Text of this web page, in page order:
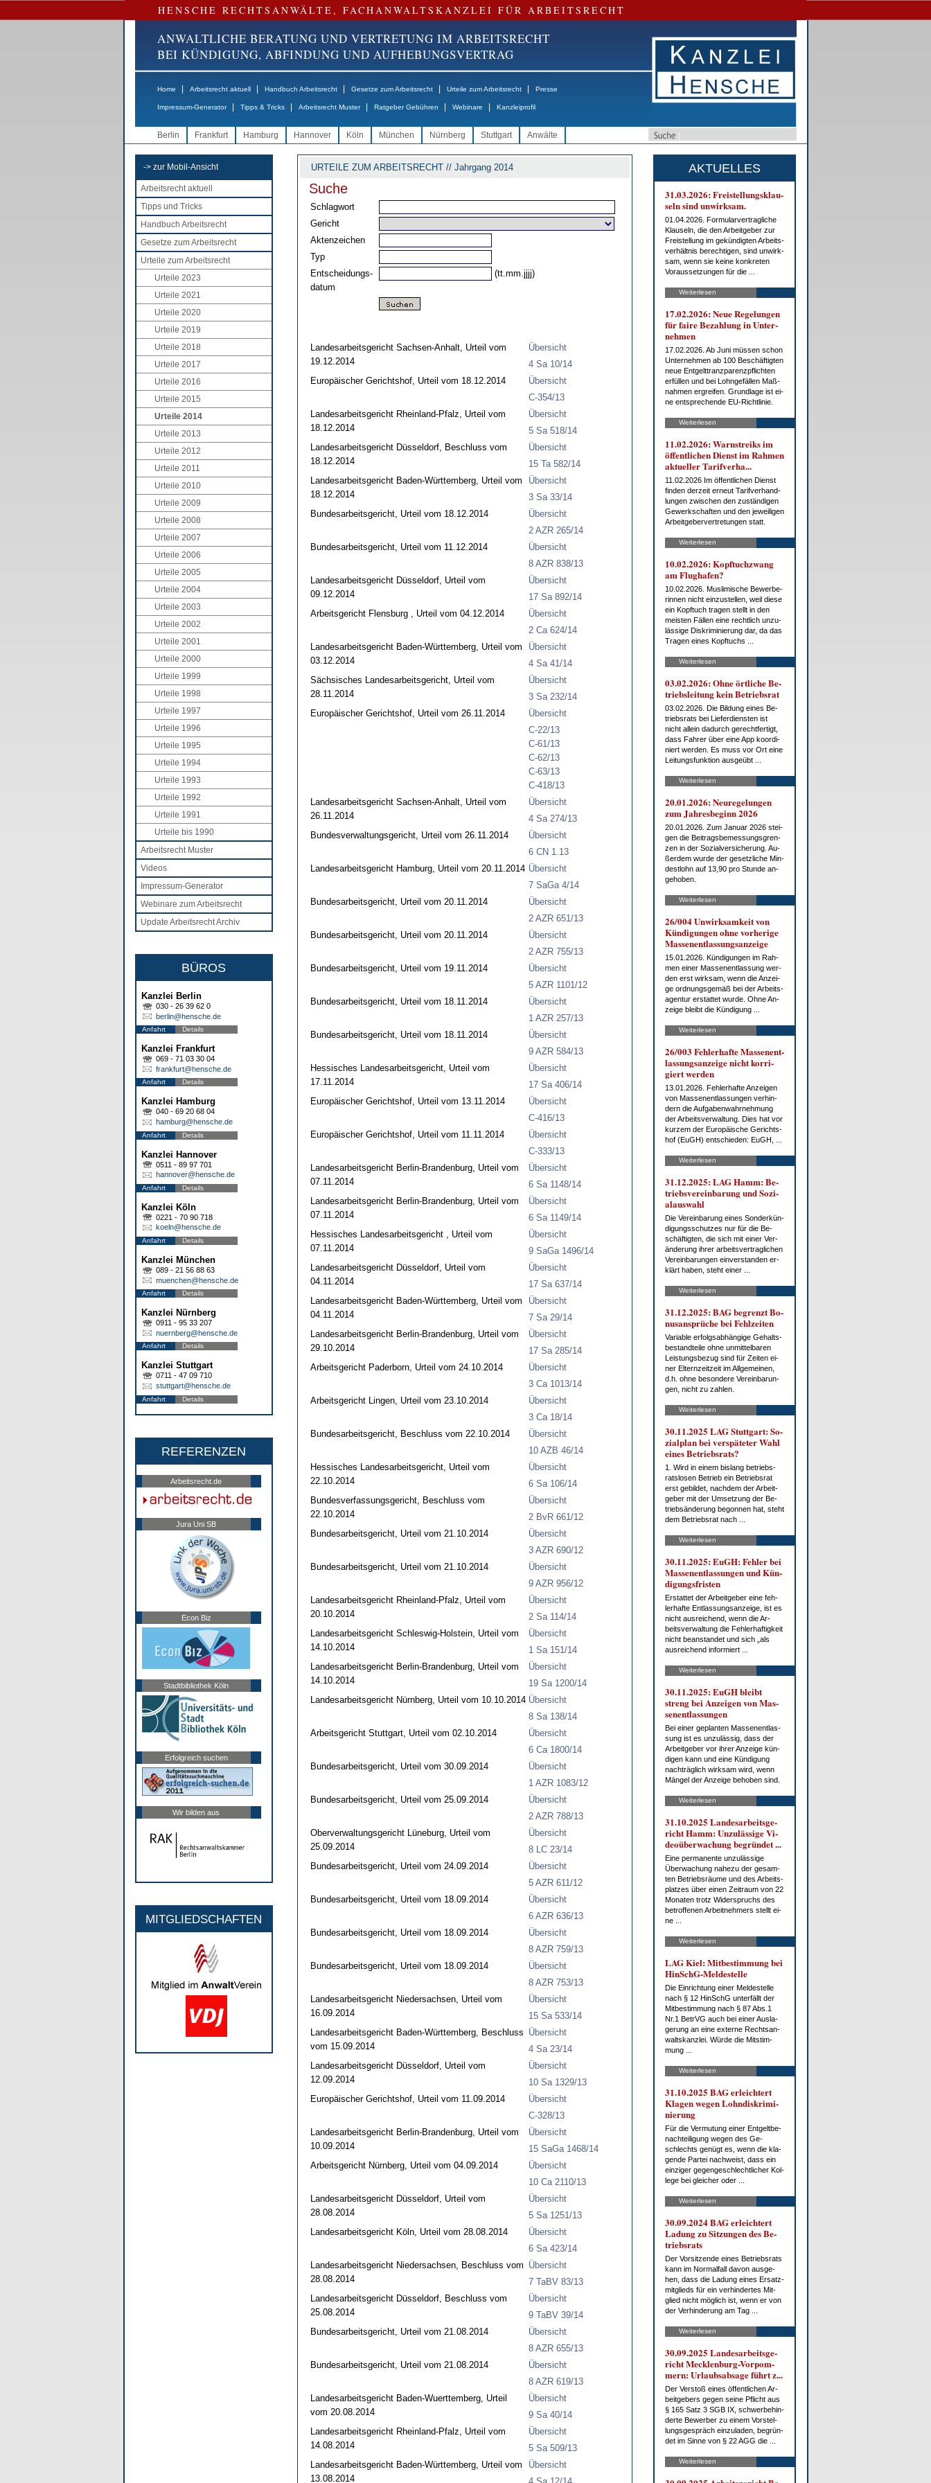
HENSCHE RECHTSANWÄLTE, FACHANWALTSKANZLEI FÜR ARBEITSRECHT
ANWALTLICHE BERATUNG UND VERTRETUNG IM ARBEITSRECHT
BEI KÜNDIGUNG, ABFINDUNG UND AUFHEBUNGSVERTRAG
Home Arbeitsrecht aktuell Handbuch Arbeitsrecht Gesetze zum Arbeitsrecht Urteile zum Arbeitsrecht Presse
Impressum-Generator Tipps & Tricks Arbeitsrecht Muster Ratgeber Gebühren Webinare Kanzleiprofil
Berlin Frankfurt Hamburg Hannover Köln München Nürnberg Stuttgart Anwälte
-> zur Mobil-Ansicht
Arbeitsrecht aktuell
Tipps und Tricks
Handbuch Arbeitsrecht
Gesetze zum Arbeitsrecht
Urteile zum Arbeitsrecht
Urteile 2023
Urteile 2021
Urteile 2020
Urteile 2019
Urteile 2018
Urteile 2017
Urteile 2016
Urteile 2015
Urteile 2014
Urteile 2013
Urteile 2012
Urteile 2011
Urteile 2010
Urteile 2009
Urteile 2008
Urteile 2007
Urteile 2006
Urteile 2005
Urteile 2004
Urteile 2003
Urteile 2002
Urteile 2001
Urteile 2000
Urteile 1999
Urteile 1998
Urteile 1997
Urteile 1996
Urteile 1995
Urteile 1994
Urteile 1993
Urteile 1992
Urteile 1991
Urteile bis 1990
Arbeitsrecht Muster
Videos
Impressum-Generator
Webinare zum Arbeitsrecht
Update Arbeitsrecht Archiv
BÜROS
Kanzlei Berlin
030 - 26 39 62 0
berlin@hensche.de
Anfahrt Details
Kanzlei Frankfurt
069 - 71 03 30 04
frankfurt@hensche.de
Anfahrt Details
Kanzlei Hamburg
040 - 69 20 68 04
hamburg@hensche.de
Anfahrt Details
Kanzlei Hannover
0511 - 89 97 701
hannover@hensche.de
Anfahrt Details
Kanzlei Köln
0221 - 70 90 718
koeln@hensche.de
Anfahrt Details
Kanzlei München
089 - 21 56 88 63
muenchen@hensche.de
Anfahrt Details
Kanzlei Nürnberg
0911 - 95 33 207
nuernberg@hensche.de
Anfahrt Details
Kanzlei Stuttgart
0711 - 47 09 710
stuttgart@hensche.de
Anfahrt Details
REFERENZEN
Arbeitsrecht.de
Jura Uni SB
Econ Biz
Stadtbibliothek Köln
Erfolgreich suchen
Wir bilden aus
MITGLIEDSCHAFTEN
URTEILE ZUM ARBEITSRECHT // Jahrgang 2014
Suche
Schlagwort
Gericht
Aktenzeichen
Typ
Entscheidungs-
datum
(tt.mm.jjjj)
Landesarbeitsgericht Sachsen-Anhalt, Urteil vom
19.12.2014
Übersicht
4 Sa 10/14
Europäischer Gerichtshof, Urteil vom 18.12.2014
Übersicht
C-354/13
Landesarbeitsgericht Rheinland-Pfalz, Urteil vom
18.12.2014
Übersicht
5 Sa 518/14
Landesarbeitsgericht Düsseldorf, Beschluss vom
18.12.2014
Übersicht
15 Ta 582/14
Landesarbeitsgericht Baden-Württemberg, Urteil vom
18.12.2014
Übersicht
3 Sa 33/14
Bundesarbeitsgericht, Urteil vom 18.12.2014
Übersicht
2 AZR 265/14
Bundesarbeitsgericht, Urteil vom 11.12.2014
Übersicht
8 AZR 838/13
Landesarbeitsgericht Düsseldorf, Urteil vom
09.12.2014
Übersicht
17 Sa 892/14
Arbeitsgericht Flensburg , Urteil vom 04.12.2014
Übersicht
2 Ca 624/14
Landesarbeitsgericht Baden-Württemberg, Urteil vom
03.12.2014
Übersicht
4 Sa 41/14
Sächsisches Landesarbeitsgericht, Urteil vom
28.11.2014
Übersicht
3 Sa 232/14
Europäischer Gerichtshof, Urteil vom 26.11.2014
Übersicht
C-22/13
C-61/13
C‑62/13
C‑63/13
C-418/13
Landesarbeitsgericht Sachsen-Anhalt, Urteil vom
26.11.2014
Übersicht
4 Sa 274/13
Bundesverwaltungsgericht, Urteil vom 26.11.2014
Übersicht
6 CN 1.13
Landesarbeitsgericht Hamburg, Urteil vom 20.11.2014 Übersicht
7 SaGa 4/14
Bundesarbeitsgericht, Urteil vom 20.11.2014
Übersicht
2 AZR 651/13
Bundesarbeitsgericht, Urteil vom 20.11.2014
Übersicht
2 AZR 755/13
Bundesarbeitsgericht, Urteil vom 19.11.2014
Übersicht
5 AZR 1101/12
Bundesarbeitsgericht, Urteil vom 18.11.2014
Übersicht
1 AZR 257/13
Bundesarbeitsgericht, Urteil vom 18.11.2014
Übersicht
9 AZR 584/13
Hessisches Landesarbeitsgericht, Urteil vom
17.11.2014
Übersicht
17 Sa 406/14
Europäischer Gerichtshof, Urteil vom 13.11.2014
Übersicht
C-416/13
Europäischer Gerichtshof, Urteil vom 11.11.2014
Übersicht
C-333/13
Landesarbeitsgericht Berlin-Brandenburg, Urteil vom
07.11.2014
Übersicht
6 Sa 1148/14
Landesarbeitsgericht Berlin-Brandenburg, Urteil vom
07.11.2014
Übersicht
6 Sa 1149/14
Hessisches Landesarbeitsgericht , Urteil vom
07.11.2014
Übersicht
9 SaGa 1496/14
Landesarbeitsgericht Düsseldorf, Urteil vom
04.11.2014
Übersicht
17 Sa 637/14
Landesarbeitsgericht Baden-Württemberg, Urteil vom
04.11.2014
Übersicht
7 Sa 29/14
Landesarbeitsgericht Berlin-Brandenburg, Urteil vom
29.10.2014
Übersicht
17 Sa 285/14
Arbeitsgericht Paderborn, Urteil vom 24.10.2014
Übersicht
3 Ca 1013/14
Arbeitsgericht Lingen, Urteil vom 23.10.2014
Übersicht
3 Ca 18/14
Bundesarbeitsgericht, Beschluss vom 22.10.2014
Übersicht
10 AZB 46/14
Hessisches Landesarbeitsgericht, Urteil vom
22.10.2014
Übersicht
6 Sa 106/14
Bundesverfassungsgericht, Beschluss vom
22.10.2014
Übersicht
2 BvR 661/12
Bundesarbeitsgericht, Urteil vom 21.10.2014
Übersicht
3 AZR 690/12
Bundesarbeitsgericht, Urteil vom 21.10.2014
Übersicht
9 AZR 956/12
Landesarbeitsgericht Rheinland-Pfalz, Urteil vom
20.10.2014
Übersicht
2 Sa 114/14
Landesarbeitsgericht Schleswig-Holstein, Urteil vom
14.10.2014
Übersicht
1 Sa 151/14
Landesarbeitsgericht Berlin-Brandenburg, Urteil vom
14.10.2014
Übersicht
19 Sa 1200/14
Landesarbeitsgericht Nürnberg, Urteil vom 10.10.2014 Übersicht
8 Sa 138/14
Arbeitsgericht Stuttgart, Urteil vom 02.10.2014
Übersicht
6 Ca 1800/14
Bundesarbeitsgericht, Urteil vom 30.09.2014
Übersicht
1 AZR 1083/12
Bundesarbeitsgericht, Urteil vom 25.09.2014
Übersicht
2 AZR 788/13
Oberverwaltungsgericht Lüneburg, Urteil vom
25.09.2014
Übersicht
8 LC 23/14
Bundesarbeitsgericht, Urteil vom 24.09.2014
Übersicht
5 AZR 611/12
Bundesarbeitsgericht, Urteil vom 18.09.2014
Übersicht
6 AZR 636/13
Bundesarbeitsgericht, Urteil vom 18.09.2014
Übersicht
8 AZR 759/13
Bundesarbeitsgericht, Urteil vom 18.09.2014
Übersicht
8 AZR 753/13
Landesarbeitsgericht Niedersachsen, Urteil vom
16.09.2014
Übersicht
15 Sa 533/14
Landesarbeitsgericht Baden-Württemberg, Beschluss
vom 15.09.2014
Übersicht
4 Sa 23/14
Landesarbeitsgericht Düsseldorf, Urteil vom
12.09.2014
Übersicht
10 Sa 1329/13
Europäischer Gerichtshof, Urteil vom 11.09.2014
Übersicht
C-328/13
Landesarbeitsgericht Berlin-Brandenburg, Urteil vom
10.09.2014
Übersicht
15 SaGa 1468/14
Arbeitsgericht Nürnberg, Urteil vom 04.09.2014
Übersicht
10 Ca 2110/13
Landesarbeitsgericht Düsseldorf, Urteil vom
28.08.2014
Übersicht
5 Sa 1251/13
Landesarbeitsgericht Köln, Urteil vom 28.08.2014
Übersicht
6 Sa 423/14
Landesarbeitsgericht Niedersachsen, Beschluss vom
28.08.2014
Übersicht
7 TaBV 83/13
Landesarbeitsgericht Düsseldorf, Beschluss vom
25.08.2014
Übersicht
9 TaBV 39/14
Bundesarbeitsgericht, Urteil vom 21.08.2014
Übersicht
8 AZR 655/13
Bundesarbeitsgericht, Urteil vom 21.08.2014
Übersicht
8 AZR 619/13
Landesarbeitsgericht Baden-Wuerttemberg, Urteil
vom 20.08.2014
Übersicht
9 Sa 40/14
Landesarbeitsgericht Rheinland-Pfalz, Urteil vom
14.08.2014
Übersicht
5 Sa 509/13
Landesarbeitsgericht Baden-Württemberg, Urteil vom
13.08.2014
Übersicht
AKTUELLES
31.03.2026: Frei­stel­lungs­klau­
seln sind un­wirk­sam.
01.04.2026. For­mu­lar­ver­trag­li­che
Klau­seln, die den Ar­beit­ge­ber zur
Frei­stel­lung im ge­kün­dig­ten Ar­beits­
ver­hält­nis be­rech­ti­gen, sind un­wirk­
sam, wenn sie kei­ne kon­kre­ten
Vor­aus­set­zun­gen für die ...
Weiterlesen
17.02.2026: Neue Re­ge­lun­gen
für fai­re Be­zah­lung in Un­ter­
neh­men
17.02.2026. Ab Ju­ni müs­sen schon
Un­ter­neh­men ab 100 Be­schäf­tig­ten
neue Ent­gelt­tranz­pa­renz­pflich­ten
er­fül­len und bei Lohn­ge­fäl­len Maß­
nah­men er­grei­fen. Grund­la­ge ist ei­
ne ent­spre­chen­de EU-Richt­li­nie.
Weiterlesen
11.02.2026: Warn­streiks im
öf­fent­li­chen Dienst im Rah­men
ak­tu­el­ler Ta­rif­ver­ha...
11.02.2026 Im öf­fent­li­chen Dienst
fin­den der­zeit er­neut Ta­rif­ver­hand­
lun­gen zwi­schen den zu­stän­di­gen
Ge­werk­schaf­ten und den je­wei­li­gen
Ar­beit­ge­ber­ver­tre­tun­gen statt.
Weiterlesen
10.02.2026: Kopf­tuch­zwang
am Flug­ha­fen?
10.02.2026. Mus­li­mi­sche Be­wer­be­
rin­nen nicht ein­zu­stel­len, weil die­se
ein Kopf­tuch tra­gen stellt in den
meis­ten Fäl­len ei­ne recht­lich un­zu­
läs­si­ge Dis­kri­mi­nie­rung dar, da das
Tra­gen ei­nes Kopf­tuchs ...
Weiterlesen
03.02.2026: Oh­ne ört­li­che Be­
triebs­lei­tung kein Be­triebs­rat
03.02.2026. Die Bil­dung ei­nes Be­
triebs­rats bei Lie­fer­diens­ten ist
nicht al­lein da­durch ge­recht­fer­tigt,
dass Fah­rer über ei­ne App ko­or­di­
niert wer­den. Es muss vor Ort ei­ne
Lei­tungs­funk­ti­on aus­ge­übt ...
Weiterlesen
20.01.2026: Neu­re­ge­lun­gen
zum Jah­res­be­ginn 2026
20.01.2026. Zum Ja­nu­ar 2026 stei­
gen die Bei­trags­be­mes­sungs­gren­
zen in der So­zi­al­ver­si­che­rung. Au­
ßer­dem wur­de der ge­setz­li­che Min­
dest­lohn auf 13,90 pro St­un­de an­
ge­ho­ben.
Weiterlesen
26/004 Un­wirk­sam­keit von
Kün­di­gun­gen oh­ne vor­he­ri­ge
Mas­sen­ent­las­sungs­an­zei­ge
15.01.2026. Kün­di­gun­gen im Rah­
men ei­ner Mas­sen­ent­las­sung wer­
den erst wirk­sam, wenn die An­zei­
ge ord­nungs­ge­mäß bei der Ar­beits­
agen­tur er­stat­tet wur­de. Oh­ne An­
zei­ge bleibt die Kün­di­gung ...
Weiterlesen
26/003 Feh­ler­haf­te Mas­sen­ent­
las­sungs­an­zei­ge nicht kor­ri­
giert wer­den
13.01.2026. Feh­ler­haf­te An­zei­gen
von Mas­sen­ent­las­sun­gen ver­hin­
dern die Auf­ga­ben­wahr­neh­mung
der Ar­beits­ver­wal­tung. Dies hat vor
kur­zem der Eu­ro­päi­sche Ge­richts­
hof (EuGH) ent­schie­den: EuGH, ...
Weiterlesen
31.12.2025: LAG Hamm: Be­
triebs­ver­ein­ba­rung und So­zi­
al­aus­wahl
Die Ver­ein­ba­rung ei­nes Son­der­kün­
di­gungs­schut­zes nur für die Be­
schäf­tig­ten, die sich mit ei­ner Ver­
än­de­rung ih­rer ar­beits­ver­trag­li­chen
Ver­ein­ba­run­gen ein­ver­stan­den er­
klärt ha­ben, steht ei­ner ...
Weiterlesen
31.12.2025: BAG be­grenzt Bo­
nus­an­sprü­che bei Fehl­zei­ten
Va­ria­ble er­folgs­ab­hän­gi­ge Ge­halts­
be­stand­tei­le oh­ne un­mit­tel­ba­ren
Leis­tungs­be­zug sind für Zei­ten ei­
ner El­tern­zeit­zeit im All­ge­mei­nen,
d.h. oh­ne be­son­de­re Ver­ein­ba­run­
gen, nicht zu zah­len.
Weiterlesen
30.11.2025 LAG Stutt­gart: So­
zi­al­plan bei ver­spä­te­ter Wahl
ei­nes Be­triebs­rats?
1. Wird in ei­nem bis­lang be­triebs­
rats­lo­sen Be­trieb ein Be­triebs­rat
erst ge­bil­det, nach­dem der Ar­beit­
ge­ber mit der Um­set­zung der Be­
trieb­s­än­de­rung be­gon­nen hat, steht
dem Be­triebs­rat nach ...
Weiterlesen
30.11.2025: EuGH: Feh­ler bei
Mas­sen­ent­las­sun­gen und Kün­
di­gungs­fris­ten
Er­stat­tet der Ar­beit­ge­ber ei­ne feh­
ler­haf­te Ent­las­sungs­an­zei­ge, ist es
nicht aus­rei­chend, wenn die Ar­
beits­ver­wal­tung die Feh­ler­haf­tig­keit
nicht be­an­stan­det und sich „als
aus­rei­chend in­for­miert ...
Weiterlesen
30.11.2025: EuGH bleibt
streng bei An­zei­gen von Mas­
sen­ent­las­sun­gen
Bei ei­ner ge­plan­ten Mas­sen­ent­las­
sung ist es un­zu­läs­sig, dass der
Ar­beit­ge­ber vor ih­rer An­zei­ge kün­
di­gen kann und ei­ne Kün­di­gung
nach­träg­lich wirk­sam wird, wenn
Män­gel der An­zei­ge be­ho­ben sind.
Weiterlesen
31.10.2025 Lan­des­ar­beits­ge­
richt Hamm: Un­zu­läs­si­ge Vi­
deo­über­wa­chung be­grün­det ...
Ei­ne per­ma­nen­te un­zu­läs­si­ge
Über­wa­chung na­he­zu der ge­sam­
ten Be­triebs­räu­me und des Ar­beits­
plat­zes über ei­nen Zeit­raum von 22
Mo­na­ten trotz Wi­der­spruchs des
be­trof­fe­nen Ar­beit­neh­mers stellt ei­
ne ...
Weiterlesen
LAG Kiel: Mit­be­stim­mung bei
HinSchG-Mel­de­stel­le
Die Ein­rich­tung ei­ner Mel­de­stel­le
nach § 12 HinSchG un­ter­fällt der
Mit­be­stim­mung nach § 87 Abs.1
Nr.1 Be­trVG auch bei ei­ner Aus­la­
ge­rung an ei­ne ex­ter­ne Rechts­an­
walts­kanz­lei. Wür­de die Mit­stim­
mung ...
Weiterlesen
31.10.2025 BAG er­leich­tert
Kla­gen we­gen Lohn­dis­kri­mi­
nie­rung
Für die Ver­mu­tung ei­ner Ent­gelt­be­
nach­tei­li­gung we­gen des Ge­
schlechts ge­nügt es, wenn die kla­
gen­de Par­tei nach­weist, dass ein
ein­zi­ger ge­gen­ge­schlecht­li­cher Kol­
le­ge bei glei­cher oder ...
Weiterlesen
30.09.2024 BAG er­leich­tert
La­dung zu Sit­zun­gen des Be­
triebs­rats
Der Vor­sit­zen­de ei­nes Be­triebs­rats
kann im Nor­mal­fall da­von aus­ge­
hen, dass die La­dung ei­nes Er­satz­
mit­glieds für ein ver­hin­der­tes Mit­
glied nicht mög­lich ist, wenn er von
der Ver­hin­de­rung am Tag ...
Weiterlesen
30.09.2025 Lan­des­ar­beits­ge­
richt Meck­len­burg-Vor­pom­
mern: Ur­laubs­ab­sa­ge führt z...
Der Ver­stoß ei­nes öf­fent­li­chen Ar­
beit­ge­bers ge­gen sei­ne Pflicht aus
§ 165 Satz 3 SGB IX, schwer­be­hin­
der­te Be­wer­ber zu ei­nem Vor­stel­
lungs­ge­spräch ein­zu­la­den, be­grün­
det im Sin­ne von § 22 AGG die ...
Weiterlesen